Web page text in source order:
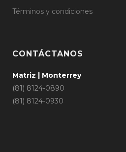
Términos y condiciones
CONTÁCTANOS
Matriz | Monterrey
(81) 8124-0890
(81) 8124-0930